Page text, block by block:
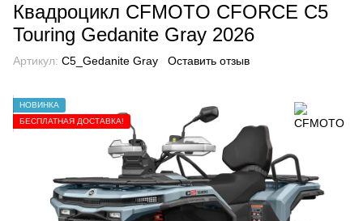
Квадроцикл CFMOTO CFORCE C5
Touring Gedanite Gray 2026
Артикул: C5_Gedanite Gray Оставить отзыв
НОВИНКА
БЕСПЛАТНАЯ ДОСТАВКА!